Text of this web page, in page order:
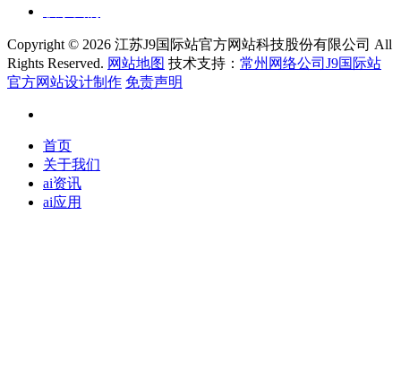
Copyright © 2026 江苏J9国际站官方网站科技股份有限公司 All
Rights Reserved. 网站地图 技术支持： 常州网络公司J9国际站
官方网站设计制作 免责声明
首页
关于我们
ai资讯
ai应用